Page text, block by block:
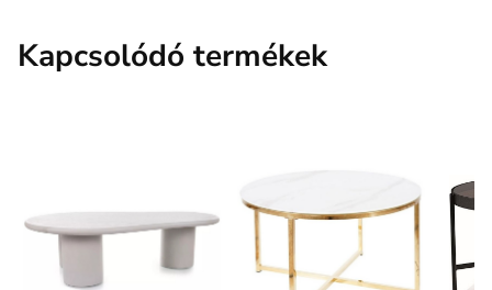
Kapcsolódó termékek